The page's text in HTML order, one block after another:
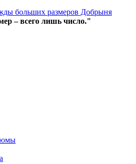
– всего лишь число."